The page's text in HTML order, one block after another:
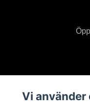
Vi använder